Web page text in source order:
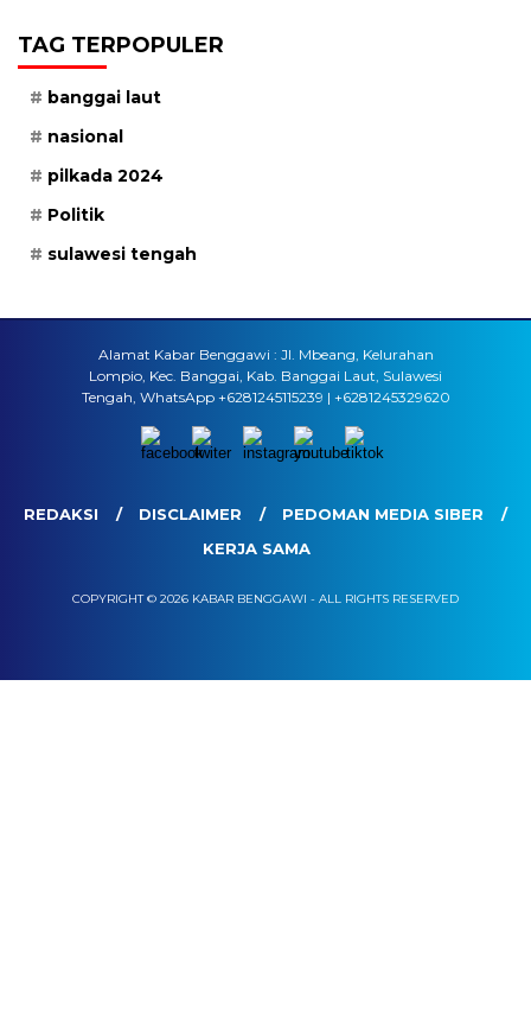
TAG TERPOPULER
banggai laut
nasional
pilkada 2024
Politik
sulawesi tengah
Alamat Kabar Benggawi : Jl. Mbeang, Kelurahan
Lompio, Kec. Banggai, Kab. Banggai Laut, Sulawesi
Tengah, WhatsApp +6281245115239 | +6281245329620
REDAKSI DISCLAIMER
PEDOMAN MEDIA SIBER
KERJA SAMA
COPYRIGHT © 2026 KABAR BENGGAWI - ALL RIGHTS RESERVED